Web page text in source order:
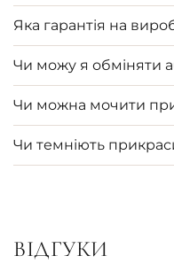
Яка гарантія на
Чи можу я обміняти
Чи можна мочити
Чи темніють
ВІДГУКИ